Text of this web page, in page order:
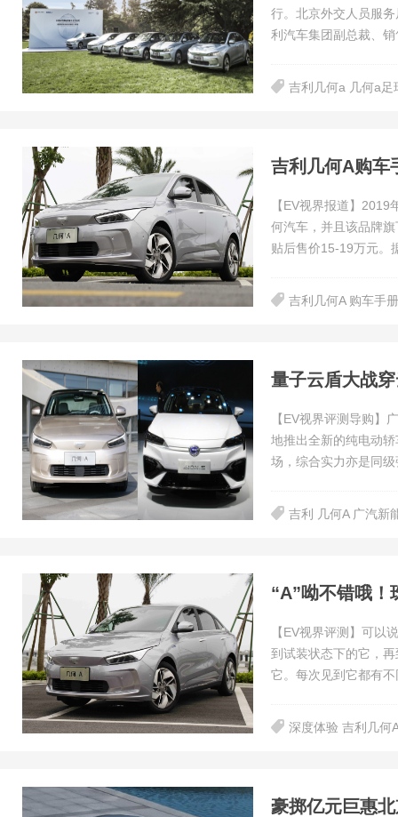
行。北京外交人员服
利汽车集团副总裁、
吉利几何a 几何a足
吉利几何A购车
【EV视界报道】
何汽车，并且该品牌
贴后售价15-19万元。
吉利几何A 购车手册
量子云盾大战
【EV视界评测导购】
地推出全新的纯电动
场，综合实力亦是同
吉利 几何A 广汽新
“A”呦不错哦！
【EV视界评测】可以
到试装状态下的它，
它。每次见到它都有
深度体验 吉利几何
豪掷亿元巨惠